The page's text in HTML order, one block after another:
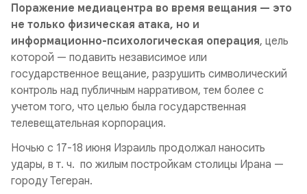
Поражение медиацентра во время вещания — это
не только физическая атака, но и
информационно-психологическая операция, цель
которой — подавить независимое или
государственное вещание, разрушить символический
контроль над публичным нарративом, тем более с
учетом того, что целью была государственная
телевещательная корпорация.
Ночью с 17-18 июня Израиль продолжал наносить
удары, в т. ч. по жилым постройкам столицы Ирана —
городу Тегеран.